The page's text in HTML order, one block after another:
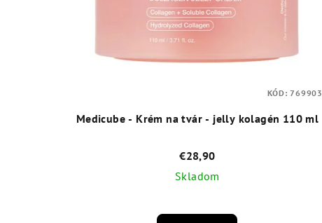
Medicube - Krém na tvár - jelly kolagén 110 ml
€28,90
Skladom
KÓD:769903